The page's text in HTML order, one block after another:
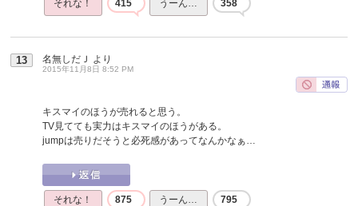
それな！ 415 うーん… 358
13 名無しだＪ より
2015年11月8日 8:52 PM
キスマイのほうが売れると思う。
TV見てても実力はキスマイのほうがある。
jumpは売りだそうと必死感があってなんかなぁ…
それな！ 875 うーん… 795